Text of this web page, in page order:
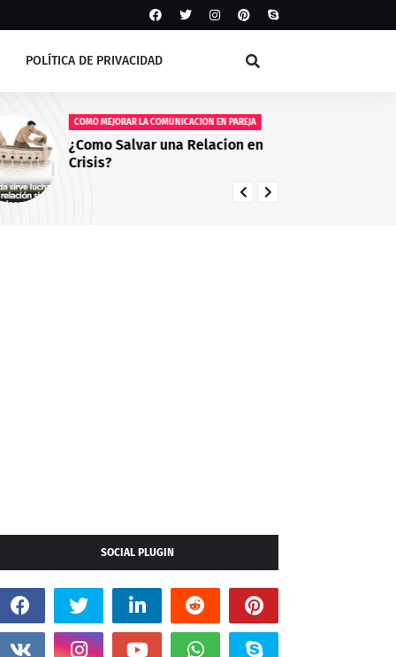
POLÍTICA DE PRIVACIDAD
COMO MEJORAR LA COMUNICACION EN PAREJA
¿Como Salvar una Relacion en
Crisis?
SOCIAL PLUGIN